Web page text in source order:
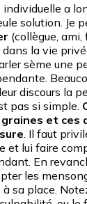
individuelle a
solution. Je
(collègue,
la vie
sème une
discours la
pas si simple.
et ces
. Il faut
et lui faire
En
les
sa place.